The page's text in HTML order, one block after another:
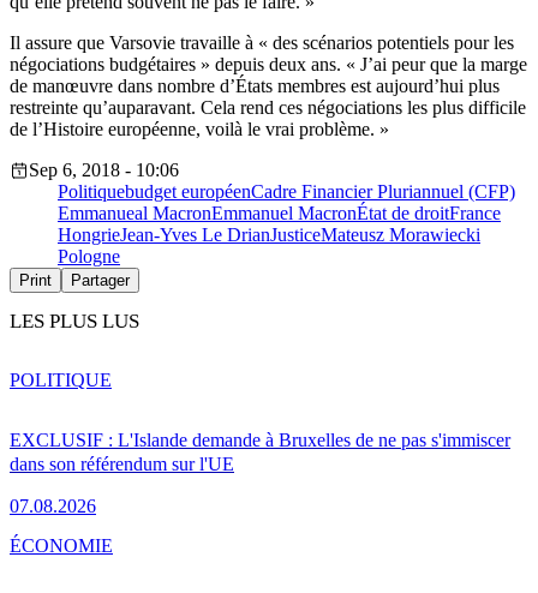
Il assure que Varsovie travaille à « des scénarios potentiels pour les
négociations budgétaires » depuis deux ans. « J’ai peur que la marge
de manœuvre dans nombre d’États membres est aujourd’hui plus
restreinte qu’auparavant. Cela rend ces négociations les plus difficile
de l’Histoire européenne, voilà le vrai problème. »
Sep 6, 2018 - 10:06
Politiquebudget européenCadre Financier Pluriannuel (CFP)
Emmanueal MacronEmmanuel MacronÉtat de droitFrance
HongrieJean-Yves Le DrianJusticeMateusz Morawiecki
Pologne
Print Partager
LES PLUS LUS
EXCLUSIF : L'Islande demande à Bruxelles de ne pas s'immiscer
dans son référendum sur l'UE
07.08.2026
POLITIQUE
ÉCONOMIE